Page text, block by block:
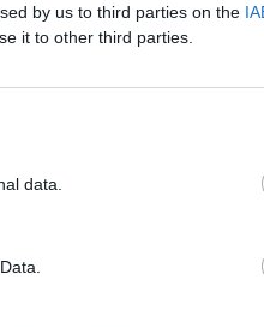
by us to third parties on the
it to other third parties.
data.
Idea Institute.
съюз и
си кумир Доналд